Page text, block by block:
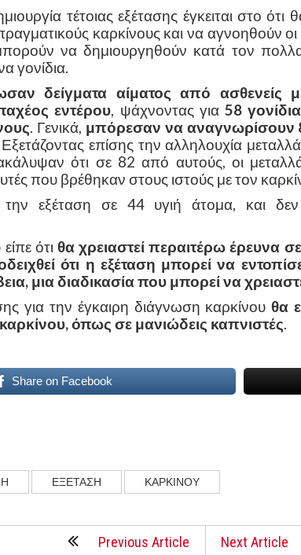
τέτοιας εξέτασης έγκειται στο
καρκίνους και να αγνοηθούν
να δημιουργηθούν κατά τον
γονίδια.
δείγματα αίματος από ασθενείς
εντέρου, ψάχνοντας για58 γονίδια
. Γενικά, μπόρεσαν να αναγνωρίσουν
επίσης την αλληλουχία
ότι σε 82 από αυτούς, οι
που βρέθηκαν στους ιστούς με τον
εξέταση σε 44 υγιή άτομα, και δεν
ότι θα χρειαστεί περαιτέρω έρευνα
ότι η εξέταση μπορεί να
μια διαδικασία που μπορεί να
για την έγκαιρη διάγνωση καρκίνουθα
όπως σε μανιώδεις καπνιστές.
Share on Facebook
ΕΞΕΤΑΣΗ ΚΑΡΚΙΝΟΥ
Previous Article
Next Article